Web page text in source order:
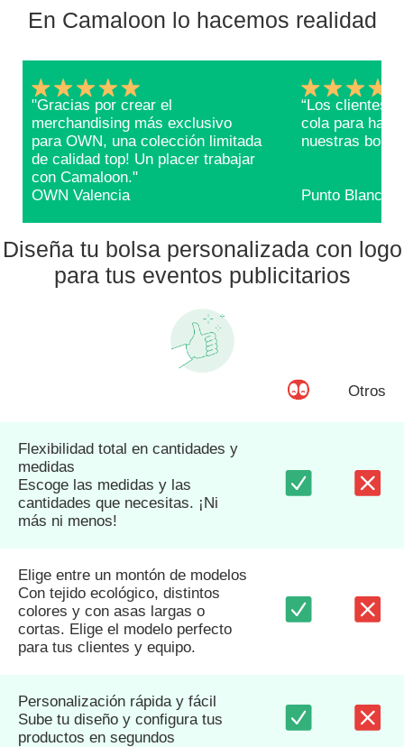
En Camaloon lo hacemos realidad
"Gracias por crear el
merchandising más exclusivo
para OWN, una colección limitada
de calidad top! Un placer trabajar
con Camaloon."
OWN Valencia
“Los clientes
cola para
nuestras
Punto Blanco
Diseña tu bolsa personalizada con logo
para tus eventos publicitarios
Otros
Flexibilidad total en cantidades y
medidas
Escoge las medidas y las
cantidades que necesitas. ¡Ni
más ni menos!
Elige entre un montón de modelos
Con tejido ecológico, distintos
colores y con asas largas o
cortas. Elige el modelo perfecto
para tus clientes y equipo.
Personalización rápida y fácil
Sube tu diseño y configura tus
productos en segundos